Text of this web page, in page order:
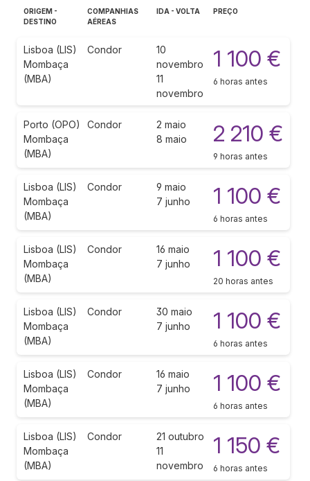
ORIGEM -
DESTINO
COMPANHIAS
AÉREAS
IDA - VOLTA PREÇO
Lisboa (LIS)
Mombaça
(MBA)
Condor
10
novembro
11
novembro
1 100 €
6 horas antes
Porto (OPO)
Mombaça
(MBA)
Condor
2 maio
8 maio
2 210 €
9 horas antes
Lisboa (LIS)
Mombaça
(MBA)
Condor
9 maio
7 junho
1 100 €
6 horas antes
Lisboa (LIS)
Mombaça
(MBA)
Condor
16 maio
7 junho
1 100 €
20 horas antes
Lisboa (LIS)
Mombaça
(MBA)
Condor
30 maio
7 junho
1 100 €
6 horas antes
Lisboa (LIS)
Mombaça
(MBA)
Condor
16 maio
7 junho
1 100 €
6 horas antes
Lisboa (LIS)
Mombaça
(MBA)
Condor
21 outubro
11
novembro
1 150 €
6 horas antes